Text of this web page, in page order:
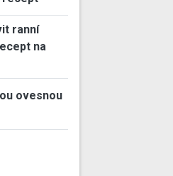
ranní
na
ovesnou